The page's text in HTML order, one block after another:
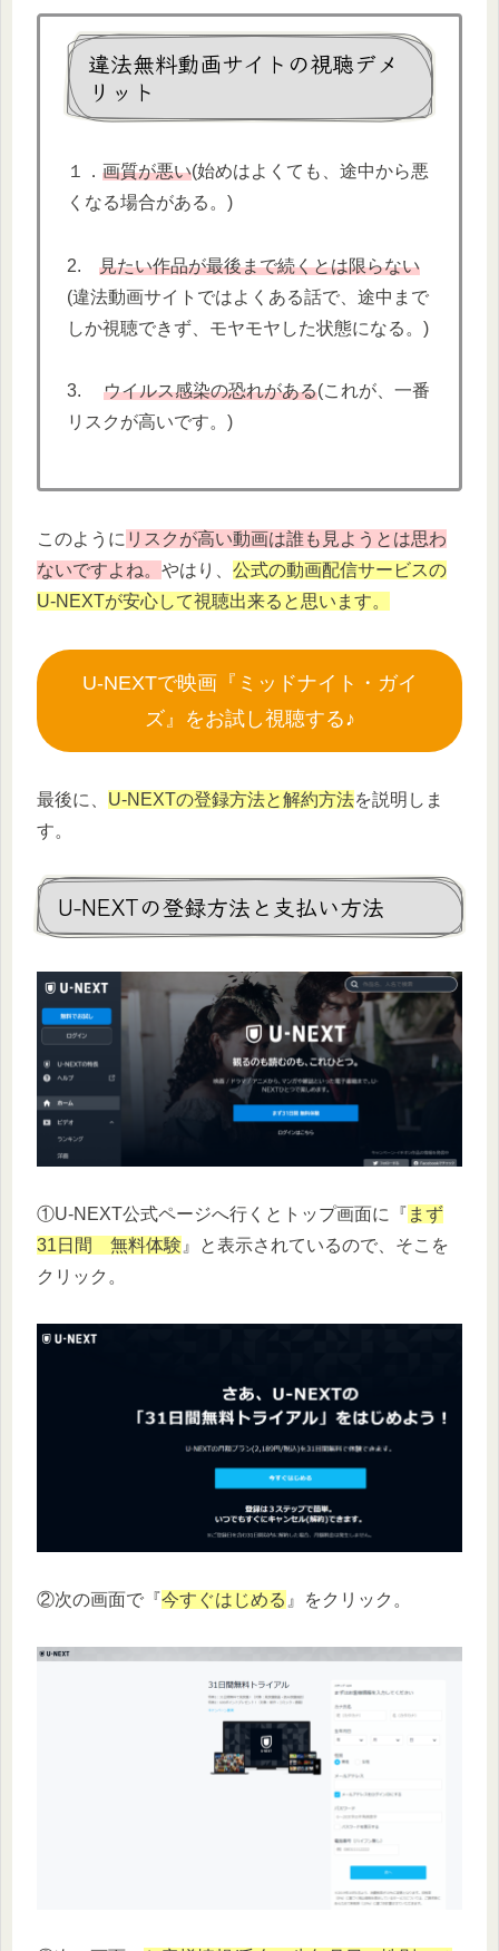
違法無料動画サイトの視聴デメ
リット
１． 画質が悪い(始めはよくても、途中から悪
くなる場合がある。)
2. 見たい作品が最後まで続くとは限らない
(違法動画サイトではよくある話で、途中まで
しか視聴できず、モヤモヤした状態になる。)
3. ウイルス感染の恐れがある(これが、一番
リスクが高いです。)
このように リスクが高い動画は誰も見ようとは思わ
ないですよね。 やはり、 公式の動画配信サービスの
U-NEXTが安心して視聴出来ると思います。
U-NEXTで映画『ミッドナイト・ガイ
ズ』をお試し視聴する♪
最後に、 U-NEXTの登録方法と解約方法を説明しま
す。
U-NEXTの登録方法と支払い方法
①U-NEXT公式ページへ行くとトップ画面に『 まず
31日間 無料体験 』と表示されているので、そこを
クリック。
②次の画面で『今すぐはじめる 』をクリック。